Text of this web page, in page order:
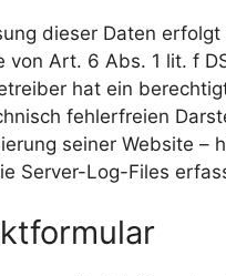
dieser Daten erfolgt
von Art. 6 Abs. 1 lit. f
hat ein
fehlerfreien
seiner Website –
Server-Log-Files